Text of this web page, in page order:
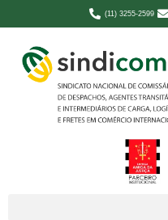
(11) 3255-2599